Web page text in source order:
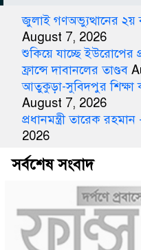
জুলাই গণঅভ্যুত্থানের ২য়
August 7, 2026
শুকিয়ে যাচ্ছে ইউরোপের
ফ্রান্সে দাবানলের তাণ্ডব
আতুকুড়া-সুবিদপুর শিক্ষা
August 7, 2026
প্রধানমন্ত্রী তারেক
2026
সর্বশেষ সংবাদ